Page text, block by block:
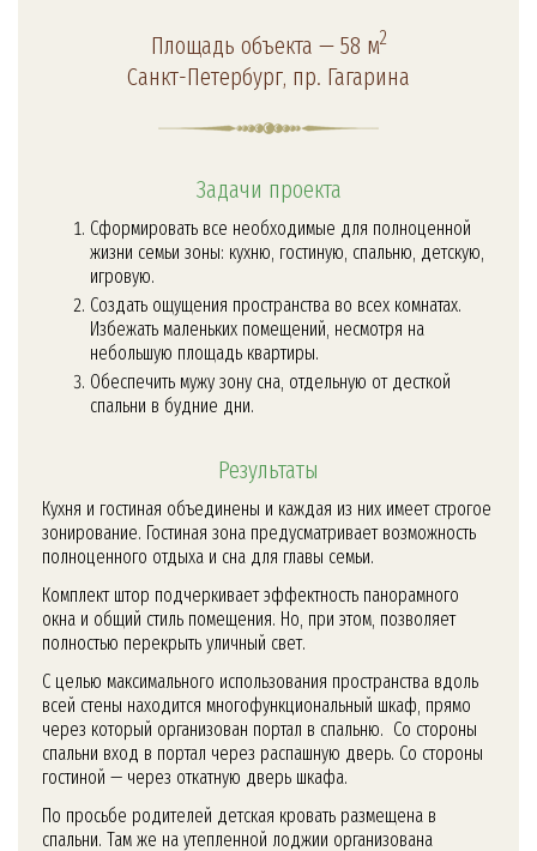
Площадь объекта — 58 м2
Санкт-Петербург, пр. Гагарина
Задачи проекта
Сформировать все необходимые для полноценной
жизни семьи зоны: кухню, гостиную, спальню, детскую,
игровую.
Создать ощущения пространства во всех комнатах.
Избежать маленьких помещений, несмотря на
небольшую площадь квартиры.
Обеспечить мужу зону сна, отдельную от десткой
спальни в будние дни.
Результаты
Кухня и гостиная объединены и каждая из них имеет строгое
зонирование. Гостиная зона предусматривает возможность
полноценного отдыха и сна для главы семьи.
Комплект штор подчеркивает эффектность панорамного
окна и общий стиль помещения. Но, при этом, позволяет
полностью перекрыть уличный свет.
С целью максимального использования пространства вдоль
всей стены находится многофункциональный шкаф, прямо
через который организован портал в спальню. Со стороны
спальни вход в портал через распашную дверь. Со стороны
гостиной — через откатную дверь шкафа.
По просьбе родителей детская кровать размещена в
спальни. Там же на утепленной лоджии организована